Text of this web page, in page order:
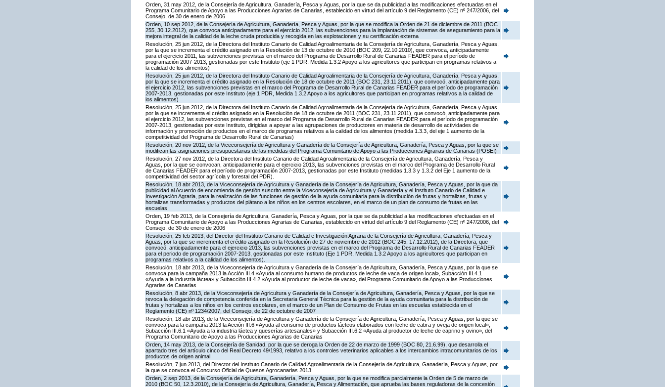
Orden, 31 may 2012, de la Consejería de Agricultura, Ganadería, Pesca y Aguas, por la que se da publicidad a las modificaciones efectuadas en el
Programa Comunitario de Apoyo a las Producciones Agrarias de Canarias, establecido en virtud del artículo 9 del Reglamento (CE) nº 247/2006, del
Consejo, de 30 de enero de 2006
Orden, 10 sep 2012, de la Consejería de Agricultura, Ganadería, Pesca y Aguas, por la que se modifica la Orden de 21 de diciembre de 2011 (BOC
255, 30.12.2012), que convoca anticipadamente para el ejercicio 2012, las subvenciones para la implantación de sistemas de aseguramiento para la
mejora integral de la calidad de la leche cruda producida y recogida en las explotaciones y su certificación externa
Resolución, 25 jun 2012, de la Directora del Instituto Canario de Calidad Agroalimentaria de la Consejería de Agricultura, Ganadería, Pesca y Aguas,
por la que se incrementa el crédito asignado en la Resolución de 13 de octubre de 2010 (BOC 209, 22.10.2010), que convoca, anticipadamente
para el ejercicio 2011, las subvenciones previstas en el marco del Programa de Desarrollo Rural de Canarias FEADER para el período de
programación 2007-2013, gestionadas por este Instituto (eje 1 PDR, Medida 1.3.2 Apoyo a los agricultores que participan en programas relativos a
la calidad de los alimentos)
Resolución, 25 jun 2012, de la Directora del Instituto Canario de Calidad Agroalimentaria de la Consejería de Agricultura, Ganadería, Pesca y Aguas,
por la que se incrementa el crédito asignado en la Resolución de 18 de octubre de 2011 (BOC 231, 23.11.2011), que convocó, anticipadamente para
el ejercicio 2012, las subvenciones previstas en el marco del Programa de Desarrollo Rural de Canarias FEADER para el período de programación
2007-2013, gestionadas por este Instituto (eje 1 PDR, Medida 1.3.2 Apoyo a los agricultores que participan en programas relativos a la calidad de
los alimentos)
Resolución, 25 jun 2012, de la Directora del Instituto Canario de Calidad Agroalimentaria de la Consejería de Agricultura, Ganadería, Pesca y Aguas,
por la que se incrementa el crédito asignado en la Resolución de 18 de octubre de 2011 (BOC 231, 23.11.2011), que convocó, anticipadamente para
el ejercicio 2012, las subvenciones previstas en el marco del Programa de Desarrollo Rural de Canarias FEADER para el período de programación
2007-2013, gestionadas por este Instituto, dirigidas a apoyar a las agrupaciones de productores en materia de desarrollo de actividades de
información y promoción de productos en el marco de programas relativos a la calidad de los alimentos (medida 1.3.3, del eje 1 aumento de la
competitividad del Programa de Desarrollo Rural de Canarias)
Resolución, 20 nov 2012, de la Viceconsejería de Agricultura y Ganadería de la Consejería de Agricultura, Ganadería, Pesca y Aguas, por la que se
modifican las asignaciones presupuestarias de las medidas del Programa Comunitario de Apoyo a las Producciones Agrarias de Canarias (POSEI)
Resolución, 27 nov 2012, de la Directora del Instituto Canario de Calidad Agroalimentaria de la Consejería de Agricultura, Ganadería, Pesca y
Aguas, por la que se convocan, anticipadamente para el ejercicio 2013, las subvenciones previstas en el marco del Programa de Desarrollo Rural
de Canarias FEADER para el período de programación 2007-2013, gestionadas por este Instituto (medidas 1.3.3 y 1.3.2 del Eje 1 aumento de la
competitividad del sector agrícola y forestal del PDR).
Resolución, 18 abr 2013, de la Viceconsejería de Agricultura y Ganadería de la Consejería de Agricultura, Ganadería, Pesca y Aguas, por la que da
publicidad al Acuerdo de encomienda de gestión suscrito entre la Viceconsejería de Agricultura y Ganadería y el Instituto Canario de Calidad e
Investigación Agraria, para la realización de las funciones de gestión de la ayuda comunitaria para la distribución de frutas y hortalizas, frutas y
hortalizas transformadas y productos del plátano a los niños en los centros escolares, en el marco de un plan de consumo de frutas en las
escuelas
Orden, 19 feb 2013, de la Consejería de Agricultura, Ganadería, Pesca y Aguas, por la que se da publicidad a las modificaciones efectuadas en el
Programa Comunitario de Apoyo a las Producciones Agrarias de Canarias, establecido en virtud del artículo 9 del Reglamento (CE) nº 247/2006, del
Consejo, de 30 de enero de 2006
Resolución, 25 feb 2013, del Director del Instituto Canario de Calidad e Investigación Agraria de la Consejería de Agricultura, Ganadería, Pesca y
Aguas, por la que se incrementa el crédito asignado en la Resolución de 27 de noviembre de 2012 (BOC 245, 17.12.2012), de la Directora, que
convocó, anticipadamente para el ejercicio 2013, las subvenciones previstas en el marco del Programa de Desarrollo Rural de Canarias FEADER
para el periodo de programación 2007-2013, gestionadas por este Instituto (Eje 1 PDR, Medida 1.3.2 Apoyo a los agricultores que participan en
programas relativos a la calidad de los alimentos).
Resolución, 18 abr 2013, de la Viceconsejería de Agricultura y Ganadería de la Consejería de Agricultura, Ganadería, Pesca y Aguas, por la que se
convoca para la campaña 2013 la Acción III.4 «Ayuda al consumo humano de productos de leche de vaca de origen local», Subacción III.4.1
«Ayuda a la industria láctea» y Subacción III.4.2 «Ayuda al productor de leche de vaca», del Programa Comunitario de Apoyo a las Producciones
Agrarias de Canarias
Resolución, 8 abr 2013, de la Viceconsejería de Agricultura y Ganadería de la Consejería de Agricultura, Ganadería, Pesca y Aguas, por la que se
revoca la delegación de competencia conferida en la Secretaria General Técnica para la gestión de la ayuda comunitaria para la distribución de
frutas y hortalizas a los niños en los centros escolares, en el marco de un Plan de Consumo de Frutas en las escuelas establecida en el
Reglamento (CE) nº 1234/2007, del Consejo, de 22 de octubre de 2007
Resolución, 18 abr 2013, de la Viceconsejería de Agricultura y Ganadería de la Consejería de Agricultura, Ganadería, Pesca y Aguas, por la que se
convoca para la campaña 2013 la Acción III.6 «Ayuda al consumo de productos lácteos elaborados con leche de cabra y oveja de origen local»,
Subacción III.6.1 «Ayuda a la industria láctea y queserías artesanales» y Subacción III.6.2 «Ayuda al productor de leche de caprino y ovino», del
Programa Comunitario de Apoyo a las Producciones Agrarias de Canarias
Orden, 14 may 2013, de la Consejería de Sanidad, por la que se deroga la Orden de 22 de marzo de 1999 (BOC 80, 21.6.99), que desarrolla el
apartado tres del artículo cinco del Real Decreto 49/1993, relativo a los controles veterinarios aplicables a los intercambios intracomunitarios de los
productos de origen animal
Resolución, 7 jun 2013, del Director del Instituto Canario de Calidad Agroalimentaria de la Consejería de Agricultura, Ganadería, Pesca y Aguas, por
la que se convoca el Concurso Oficial de Quesos Agrocanarias 2013
Orden, 2 sep 2013, de la Consejería de Agricultura, Ganadería, Pesca y Aguas, por la que se modifica parcialmente la Orden de 5 de marzo de
2010 (BOC 50, 12.3.2010), de la Consejería de Agricultura, Ganadería, Pesca y Alimentación, que aprueba las bases reguladoras de la concesión